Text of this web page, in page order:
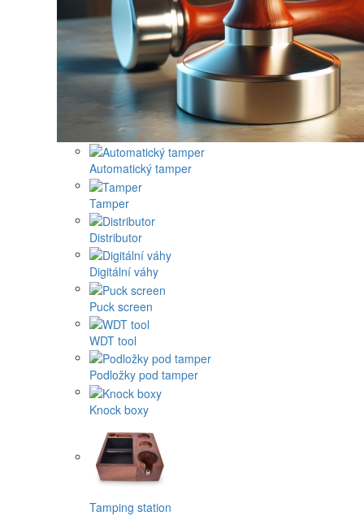
Automatický tamper
Tamper
Distributor
Digitální váhy
Puck screen
WDT tool
Podložky pod tamper
Knock boxy
Tamping station